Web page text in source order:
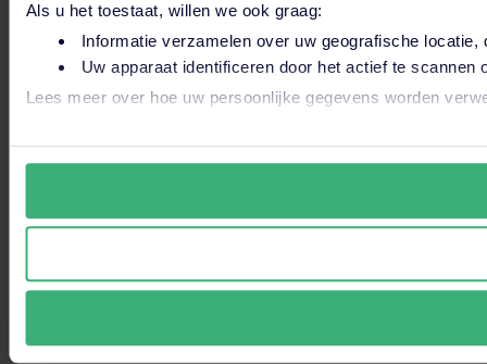
Als u het toestaat, willen we ook graag:
Informatie verzamelen over uw geografische
Uw apparaat identificeren door het actief te
Lees meer over hoe uw persoonlijke gegevens worden
Wij gebruiken altijd functionele en analytische cookies.
Dit is een
Er zijn geen